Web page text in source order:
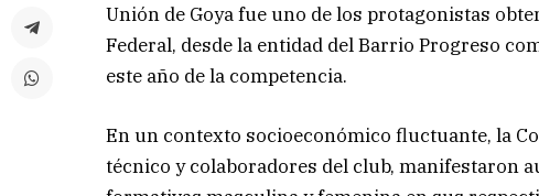
Unión de Goya fue uno de los protagonistas
Federal, desde la entidad del Barrio Progreso
este año de la competencia.
En un contexto socioeconómico fluctuante, la
técnico y colaboradores del club, manifestaron